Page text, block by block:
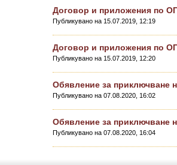
Договор и приложения по
Публикувано на 15.07.2019, 12:19
Договор и приложения по
Публикувано на 15.07.2019, 12:20
Обявление за приключване
Публикувано на 07.08.2020, 16:02
Обявление за приключване
Публикувано на 07.08.2020, 16:04